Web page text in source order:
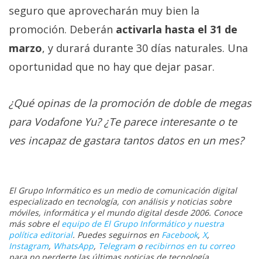
seguro que aprovecharán muy bien la
promoción. Deberán activarla hasta el 31 de
marzo, y durará durante 30 días naturales. Una
oportunidad que no hay que dejar pasar.
¿Qué opinas de la promoción de doble de megas
para Vodafone Yu? ¿Te parece interesante o te
ves incapaz de gastara tantos datos en un mes?
El Grupo Informático es un medio de comunicación digital
especializado en tecnología, con análisis y noticias sobre
móviles, informática y el mundo digital desde 2006. Conoce
más sobre el equipo de El Grupo Informático y nuestra
política editorial. Puedes seguirnos en Facebook, X,
Instagram, WhatsApp, Telegramo recibirnos en tu correo